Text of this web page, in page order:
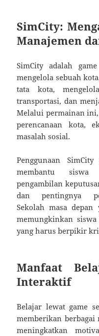
SimCity:
Manajemen
SimCity adalah
mengelola sebuah
tata kota,
transportasi, dan
Melalui permainan
perencanaan kota,
masalah sosial.
Penggunaan
membantu siswa
pengambilan
dan pentingnya
Sekolah masa depan
memungkinkan siswa
yang harus berpikir
Manfaat
Interaktif
Belajar lewat game
memberikan berbagai
meningkatkan